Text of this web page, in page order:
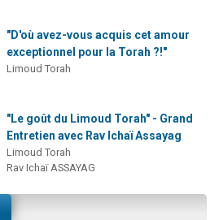
"D'où avez-vous acquis cet amour
exceptionnel pour la Torah ?!"
Limoud Torah
"Le goût du Limoud Torah" - Grand
Entretien avec Rav Ichaï Assayag
Limoud Torah
Rav Ichaï ASSAYAG